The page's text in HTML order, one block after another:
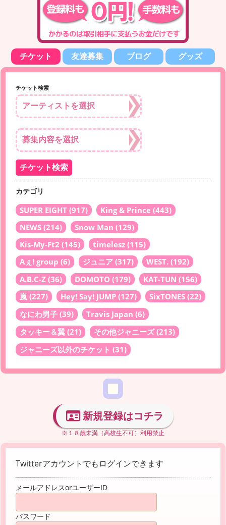
チケット 友達募集 ブログ グッズ
チケット検索
カテゴリ
SUPER EIGHT (917) King & Prince (443)
NEWS (214) Snow Man (129)
Kis-My-Ft2 (145) timelesz (115)
Aぇ! group (6) ジュニア (317) WEST. (192)
A.B.C-Z (36) DOMOTO (179) KAT-TUN (156)
嵐 (227) Hey! Say! JUMP (127) SixTONES (22)
なにわ男子 (39) Travis Japan (6)
タッキー＆翼 (21) その他ジャニーズ(213)
ジャニーズ以外のチケット (31)
新規登録はコチラ
※１８歳未満（高校生不可）利用禁止
Twitterアカウントでもログインできます
メールアドレスorユーザーID
パスワード